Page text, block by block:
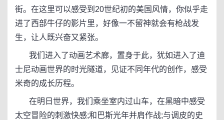
街。在这里可以感受到20世纪初的美国风情，你似乎走
进了西部牛仔的影片里，好像一不留神就会有枪战发
生，让人既兴奋又紧张。
我们进入了动画艺术廊，置身于此，犹如进入了迪
士尼动画世界的时光隧道，见证不同年代的创作，感受
米奇的成长历程。
在明日世界，我们乘坐室内过山车，在黑暗中感受
太空冒险的刺激快感;和巴斯光年并肩作战;与调皮的史